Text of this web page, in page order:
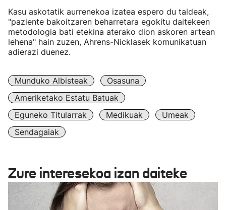
Kasu askotatik aurrenekoa izatea espero du taldeak,
"paziente bakoitzaren beharretara egokitu daitekeen
metodologia bati etekina aterako dion askoren artean
lehena" hain zuzen, Ahrens-Nicklasek komunikatuan
adierazi duenez.
Munduko Albisteak
Osasuna
Ameriketako Estatu Batuak
Eguneko Titularrak
Medikuak
Umeak
Sendagaiak
Zure interesekoa izan daiteke